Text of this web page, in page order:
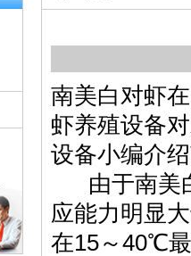
南美白对虾
虾养殖设备
设备小编介
由于南美
应能力明显
在15～40℃